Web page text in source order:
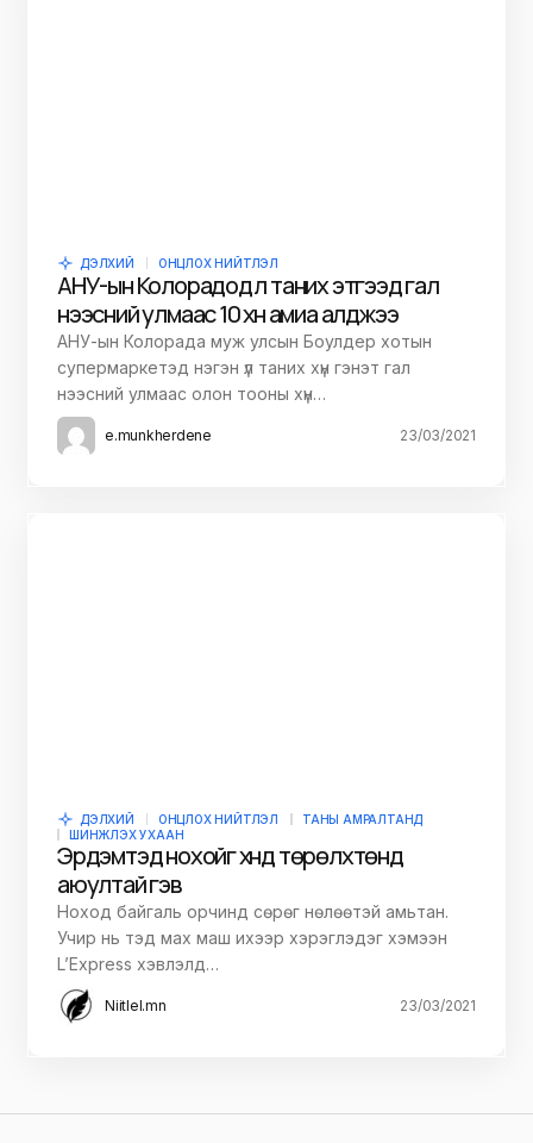
ДЭЛХИЙ ОНЦЛОХ НИЙТЛЭЛ
АНУ-ын Колорадод үл таних этгээд гал
нээсний улмаас 10 хүн амиа алджээ
АНУ-ын Колорада муж улсын Боулдер хотын
супермаркетэд нэгэн үл таних хүн гэнэт гал
нээсний улмаас олон тооны хүн…
e.munkherdene 23/03/2021
ДЭЛХИЙ ОНЦЛОХ НИЙТЛЭЛ
ТАНЫ АМРАЛТАНД
ШИНЖЛЭХ УХААН
Эрдэмтэд нохойг хүнд төрөлхтөнд
аюултай гэв
Ноход байгаль орчинд сөрөг нөлөөтэй амьтан.
Учир нь тэд мах маш ихээр хэрэглэдэг хэмээн
L’Express хэвлэлд…
Niitlel.mn 23/03/2021